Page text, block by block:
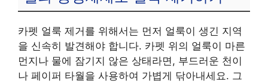
카펫 얼룩 제거를 위해서는 먼저 얼룩이 생긴 지역
을 신속히 발견해야 합니다. 카펫 위의 얼룩이 마른
먼지나 물에 잠기지 않은 상태라면, 부드러운 천이
나 페이퍼 타월을 사용하여 가볍게 닦아내세요. 그